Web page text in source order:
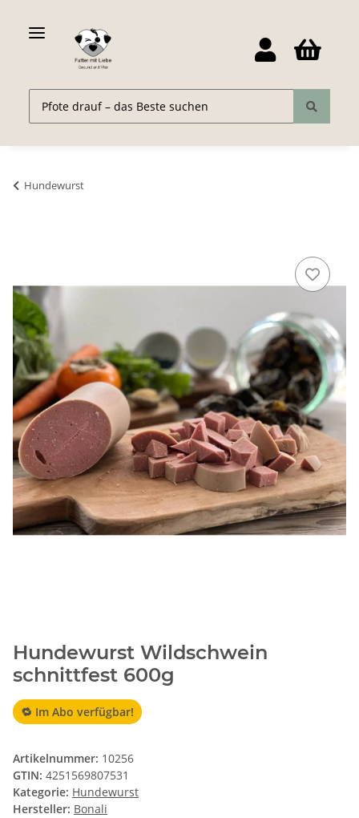
Hundewurst
Hundewurst Wildschwein
schnittfest 600g
🔁 Im Abo verfügbar!
Artikelnummer: 10256
GTIN: 4251569807531
Kategorie: Hundewurst
Hersteller: Bonali